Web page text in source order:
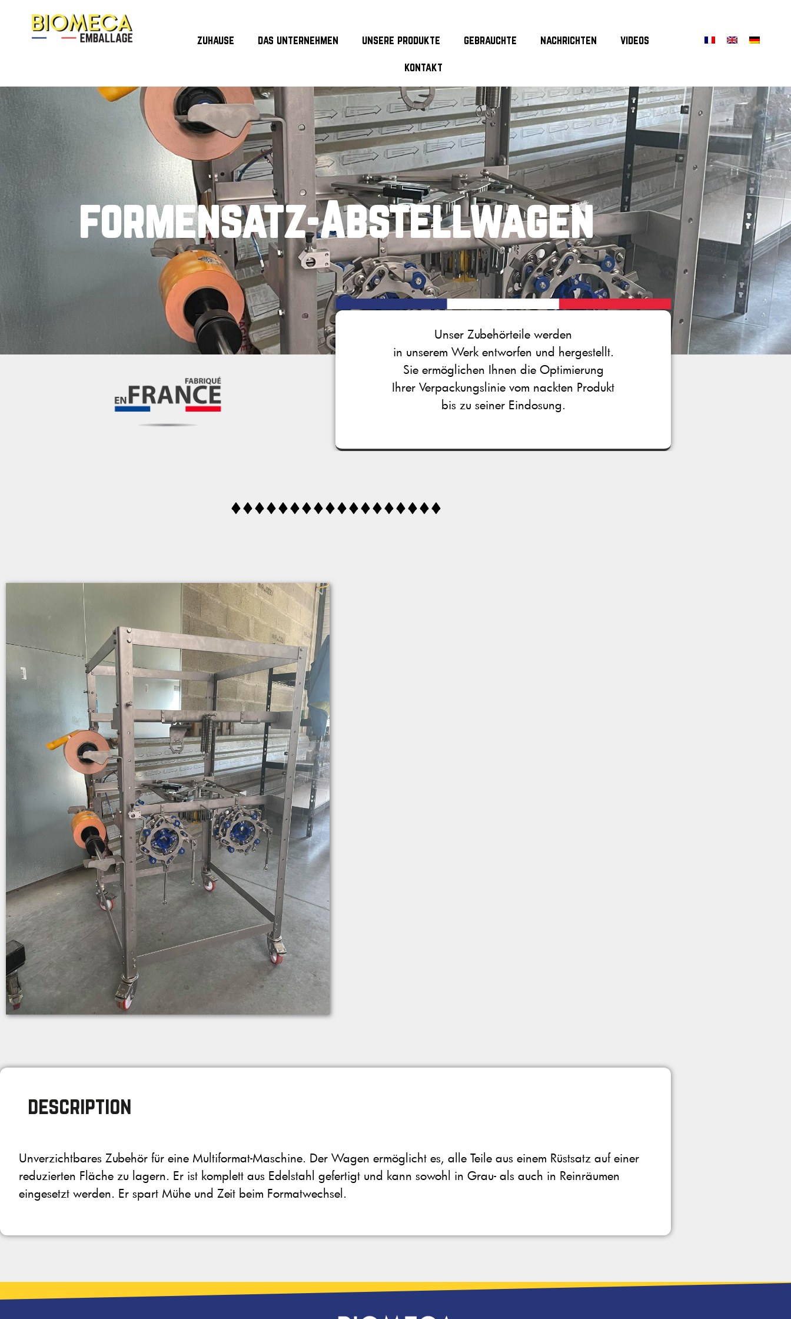
zuhause das unternehmen unsere produkte gebrauchte nachrichten videos
kontakt
formensatz-Abstellwagen
Unser Zubehörteile werden
in unserem Werk entworfen und hergestellt.
Sie ermöglichen Ihnen die Optimierung
Ihrer Verpackungslinie vom nackten Produkt
bis zu seiner Eindosung.
description
Unverzichtbares Zubehör für eine Multiformat-Maschine. Der Wagen ermöglicht es, alle Teile aus einem Rüstsatz auf einer
reduzierten Fläche zu lagern. Er ist komplett aus Edelstahl gefertigt und kann sowohl in Grau- als auch in Reinräumen
eingesetzt werden. Er spart Mühe und Zeit beim Formatwechsel.